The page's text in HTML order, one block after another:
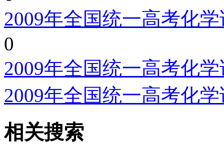
2009年全国统一高考化
0
2009年全国统一高考化
2009年全国统一高考化
相关搜索